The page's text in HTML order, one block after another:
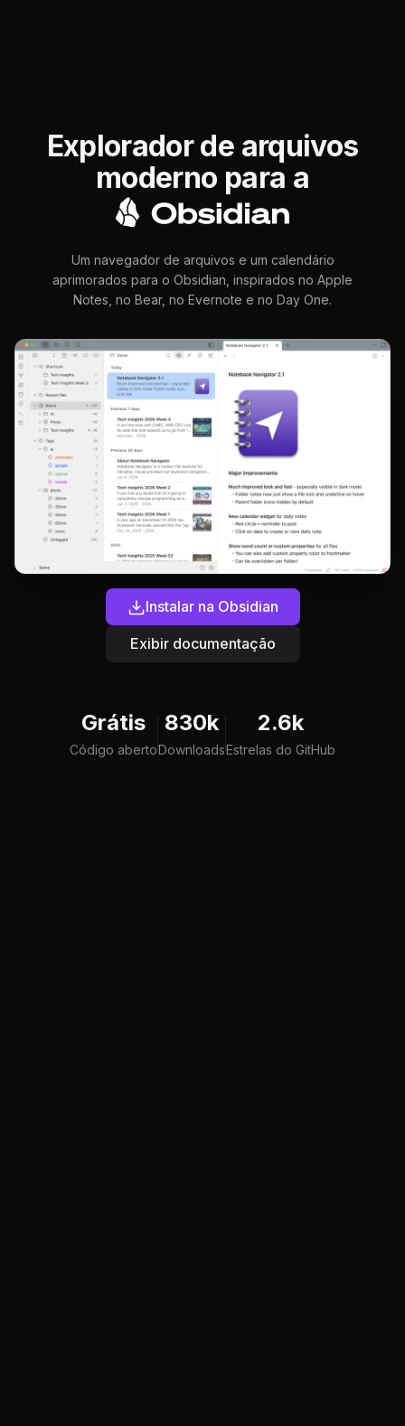
Explorador de arquivos
moderno para a
Um navegador de arquivos e um calendário
aprimorados para o Obsidian, inspirados no Apple
Notes, no Bear, no Evernote e no Day One.
Instalar na Obsidian
Exibir documentação
Grátis
Código aberto
830k
Downloads
2.6k
Estrelas do GitHub